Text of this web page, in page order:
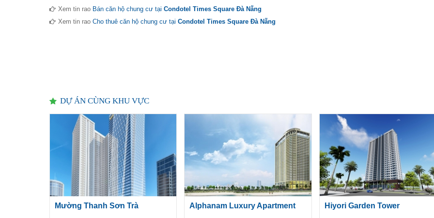
Xem tin rao Bán căn hộ chung cư tại Condotel Times Square Đà Nẵng
Xem tin rao Cho thuê căn hộ chung cư tại Condotel Times Square Đà Nẵng
DỰ ÁN CÙNG KHU VỰC
Mường Thanh Sơn Trà Alphanam Luxury Apartment Hiyori Garden Tower